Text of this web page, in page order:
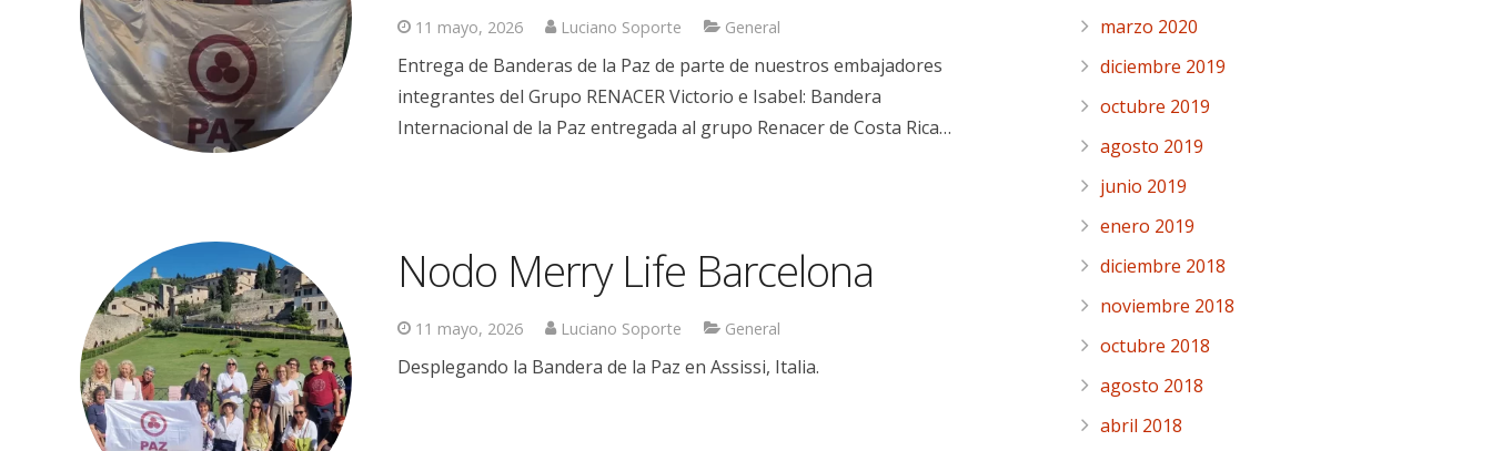
11 mayo, 2026 Luciano Soporte General
Entrega de Banderas de la Paz de parte de nuestros embajadores
integrantes del Grupo RENACER Victorio e Isabel: Bandera
Internacional de la Paz entregada al grupo Renacer de Costa Rica…
Nodo Merry Life Barcelona
11 mayo, 2026 Luciano Soporte General
Desplegando la Bandera de la Paz en Assissi, Italia.
marzo 2020
diciembre 2019
octubre 2019
agosto 2019
junio 2019
enero 2019
diciembre 2018
noviembre 2018
octubre 2018
agosto 2018
abril 2018